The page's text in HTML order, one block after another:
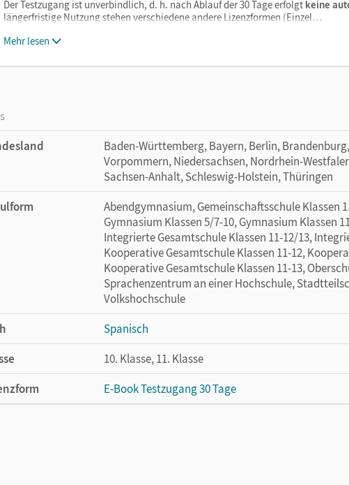
Der Testzugang ist unverbindlich, d. h. nach Ablauf der 30 Tage erfolgt keine
längerfristige Nutzung stehen verschiedene andere Lizenzformen (Einzel…
Mehr lesen
Baden-Württemberg, Bayern, Berlin,
Vorpommern, Niedersachsen, Nordrhein-
Sachsen-Anhalt, Schleswig-Holstein, Thüringen
Abendgymnasium, Gemeinschaftsschule Klassen
Gymnasium Klassen 5/7-10, Gymnasium Klassen
Integrierte Gesamtschule Klassen 11-12/13,
Kooperative Gesamtschule Klassen 11-12,
Kooperative Gesamtschule Klassen 11-13,
Sprachenzentrum an einer Hochschule,
Volkshochschule
Spanisch
10. Klasse, 11. Klasse
E-Book Testzugang 30 Tage